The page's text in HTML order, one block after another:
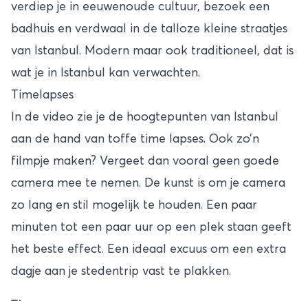
verdiep je in eeuwenoude cultuur, bezoek een
badhuis en verdwaal in de talloze kleine straatjes
van Istanbul. Modern maar ook traditioneel, dat is
wat je in Istanbul kan verwachten.
Timelapses
In de video zie je de hoogtepunten van Istanbul
aan de hand van toffe time lapses. Ook zo’n
filmpje maken? Vergeet dan vooral geen goede
camera mee te nemen. De kunst is om je camera
zo lang en stil mogelijk te houden. Een paar
minuten tot een paar uur op een plek staan geeft
het beste effect. Een ideaal excuus om een extra
dagje aan je stedentrip vast te plakken.